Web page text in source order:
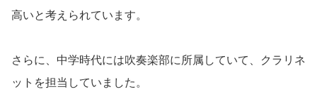
高いと考えられています。
さらに、中学時代には吹奏楽部に所属していて、クラリネ
ットを担当していました。